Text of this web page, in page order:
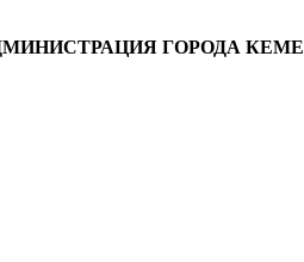
ГОРОДА